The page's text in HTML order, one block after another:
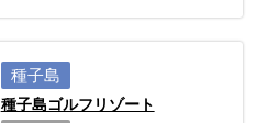
種子島
種子島ゴルフリゾート